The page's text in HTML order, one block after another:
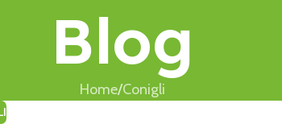
Blog
Home Conigli